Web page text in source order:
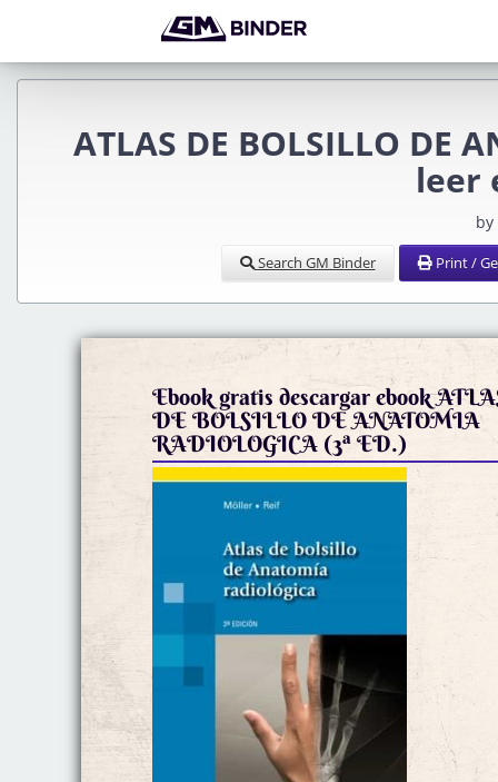
ATLAS DE BOLSILLO DE
leer
by
Search GM Binder Print /
Ebook gratis descargar ebook
DE BOLSILLO DE ANATOMIA
RADIOLOGICA (3ª ED.)